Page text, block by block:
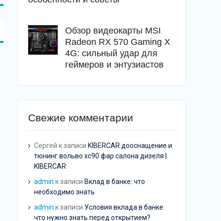
Обзор видеокарты MSI
Radeon RX 570 Gaming X
4G: сильный удар для
геймеров и энтузиастов
Свежие комментарии
Сергей к записи KIBERCAR дооснащение и
тюнинг вольво хс90 фар салона дизеля |
KIBERCAR
admin к записи Вклад в банке: что
необходимо знать
admin к записи Условия вклада в банке:
что нужно знать перед открытием?